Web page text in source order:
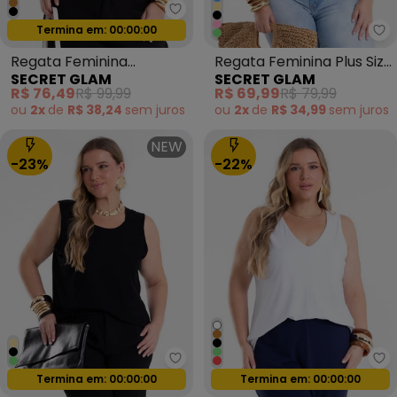
Secret Glam - Regata
Oferta relâmpago
Termina em: 00:00:00
Regata Feminina
Estampada Viscose
Marrom
SECRET GLAM
R$ 76,49R$ 99,99
ou 2x de R$ 38,24 sem juros
Regata Feminina Plus Size
Verde
SECRET GLAM
R$ 69,99R$ 79,99
ou 2x de R$ 34,99 sem juros
-23%
NEW
Secret Glam - Regata
Oferta relâmpago
Termina em: 00:00:00
-22%
Oferta relâmpago
Termina em: 00:00:00